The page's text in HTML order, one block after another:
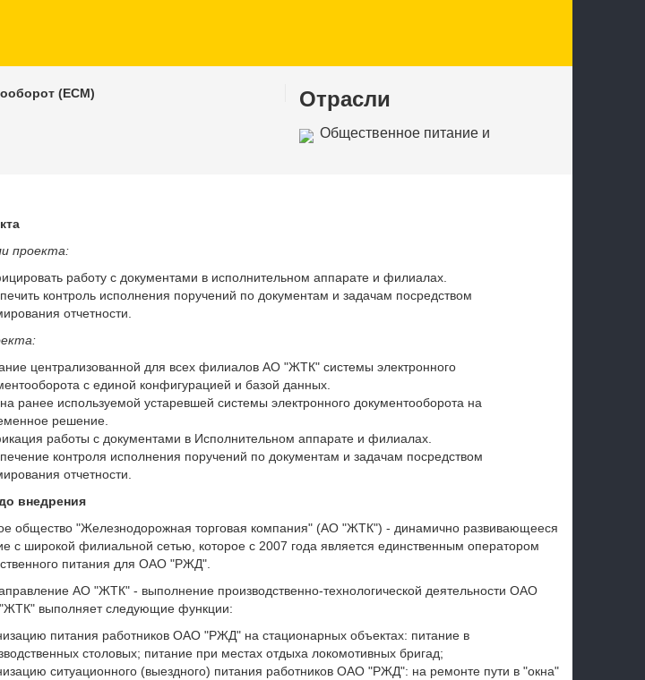
(ECM) Отрасли
Общественное питание и
проекта:
работу с документами в исполнительном аппарате и филиалах.
контроль исполнения поручений по документам и задачам посредством
отчетности.
централизованной для всех филиалов АО "ЖТК" системы электронного
с единой конфигурацией и базой данных.
ранее используемой устаревшей системы электронного документооборота на
решение.
работы с документами в Исполнительном аппарате и филиалах.
контроля исполнения поручений по документам и задачам посредством
отчетности.
внедрения
общество "Железнодорожная торговая компания" (АО "ЖТК") - динамично развивающееся
с широкой филиальной сетью, которое с 2007 года является единственным оператором
питания для ОАО "РЖД".
АО "ЖТК" - выполнение производственно-технологической деятельности ОАО
выполняет следующие функции:
питания работников ОАО "РЖД" на стационарных объектах: питание в
столовых; питание при местах отдыха локомотивных бригад;
ситуационного (выездного) питания работников ОАО "РЖД": на ремонте пути в "окна"